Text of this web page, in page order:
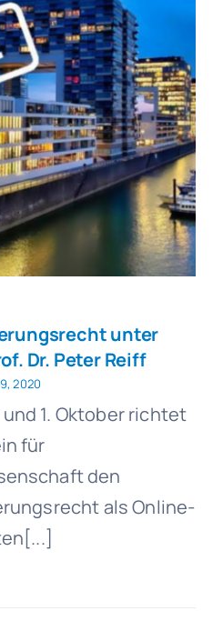
unter
Dr. Peter Reiff
2020
1. Oktober richtet
für
den
als Online-